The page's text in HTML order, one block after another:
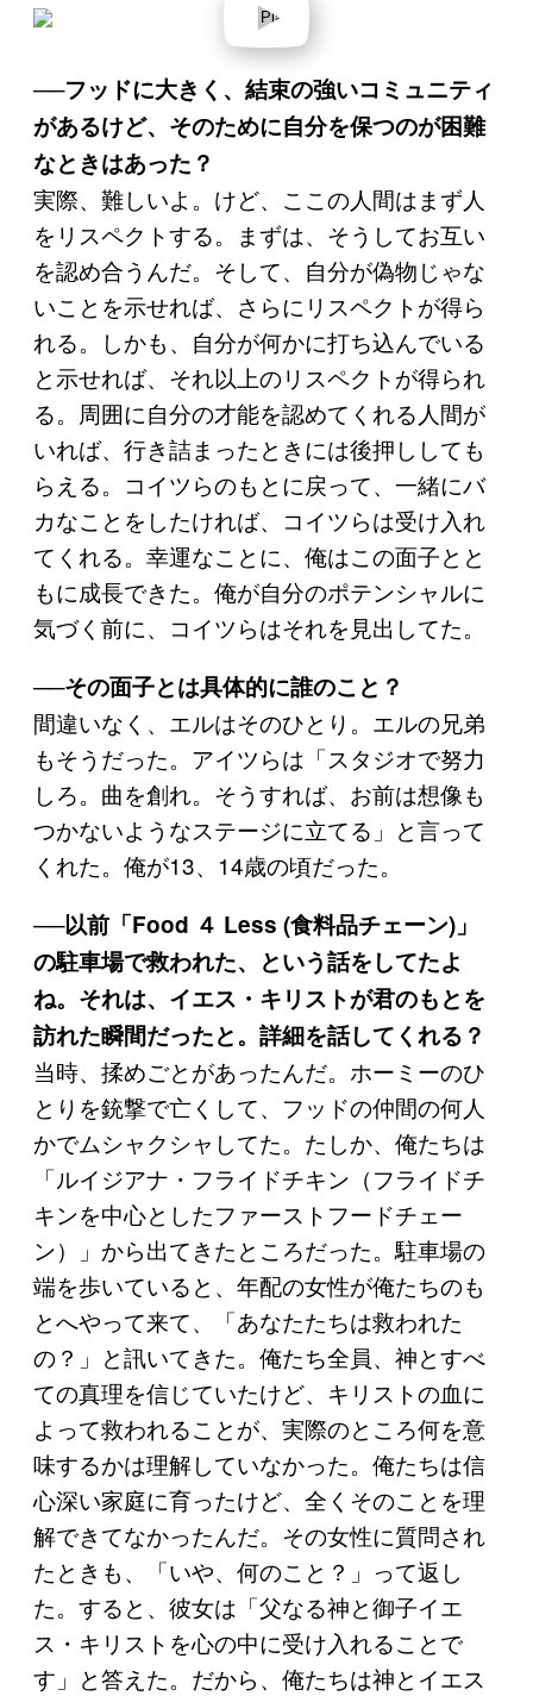
l
a
e
o
──フッドに大きく、結束の強いコミュニティ
があるけど、そのために自分を保つのが困難
なときはあった？
実際、難しいよ。けど、ここの人間はまず人
をリスペクトする。まずは、そうしてお互い
を認め合うんだ。そして、自分が偽物じゃな
いことを示せれば、さらにリスペクトが得ら
れる。しかも、自分が何かに打ち込んでいる
と示せれば、それ以上のリスペクトが得られ
る。周囲に自分の才能を認めてくれる人間が
いれば、行き詰まったときには後押ししても
らえる。コイツらのもとに戻って、一緒にバ
カなことをしたければ、コイツらは受け入れ
てくれる。幸運なことに、俺はこの面子とと
もに成長できた。俺が自分のポテンシャルに
気づく前に、コイツらはそれを見出してた。
──その面子とは具体的に誰のこと？
間違いなく、エルはそのひとり。エルの兄弟
もそうだった。アイツらは「スタジオで努力
しろ。曲を創れ。そうすれば、お前は想像も
つかないようなステージに立てる」と言って
くれた。俺が13、14歳の頃だった。
──以前「Food ４ Less (食料品チェーン)」
の駐車場で救われた、という話をしてたよ
ね。それは、イエス・キリストが君のもとを
訪れた瞬間だったと。詳細を話してくれる？
当時、揉めごとがあったんだ。ホーミーのひ
とりを銃撃で亡くして、フッドの仲間の何人
かでムシャクシャしてた。たしか、俺たちは
「ルイジアナ・フライドチキン（フライドチ
キンを中心としたファーストフードチェー
ン）」から出てきたところだった。駐車場の
端を歩いていると、年配の女性が俺たちのも
とへやって来て、「あなたたちは救われた
の？」と訊いてきた。俺たち全員、神とすべ
ての真理を信じていたけど、キリストの血に
よって救われることが、実際のところ何を意
味するかは理解していなかった。俺たちは信
心深い家庭に育ったけど、全くそのことを理
解できてなかったんだ。その女性に質問され
たときも、「いや、何のこと？」って返し
た。すると、彼女は「父なる神と御子イエ
ス・キリストを心の中に受け入れることで
す」と答えた。だから、俺たちは神とイエス